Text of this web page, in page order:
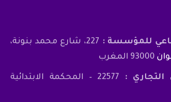
للمؤسسة :
227، شارع محمد بنونة،
:
22577 – المحكمة الابتدائية